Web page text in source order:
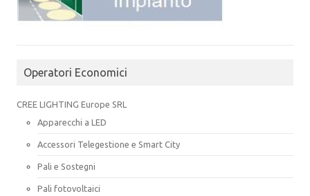
Operatori Economici
CREE LIGHTING Europe SRL
Apparecchi a LED
Accessori Telegestione e Smart City
Pali e Sostegni
Pali fotovoltaici